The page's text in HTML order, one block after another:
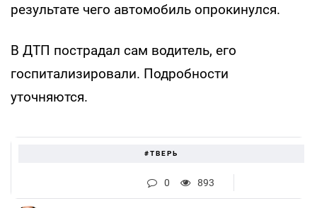
результате чего автомобиль опрокинулся.
В ДТП пострадал сам водитель, его
госпитализировали. Подробности
уточняются.
#ТВЕРЬ
0 893